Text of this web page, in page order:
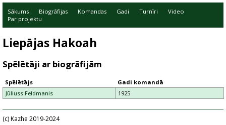
Sākums Biogrāfijas Komandas Gadi Turnīri
Video
Par projektu
Liepājas Hakoah
Spēlētāji ar biogrāfijām
Spēlētājs
Gadi komandā
Jūliuss Feldmanis
1925
(c) Kazhe 2019-2024